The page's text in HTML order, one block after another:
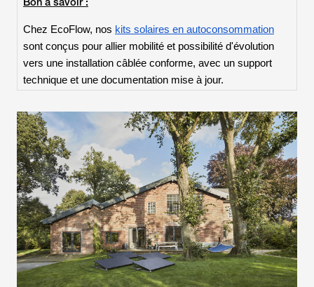
Chez EcoFlow, nos kits solaires en autoconsommation
sont conçus pour allier mobilité et possibilité d'évolution
vers une installation câblée conforme, avec un support
technique et une documentation mise à jour.